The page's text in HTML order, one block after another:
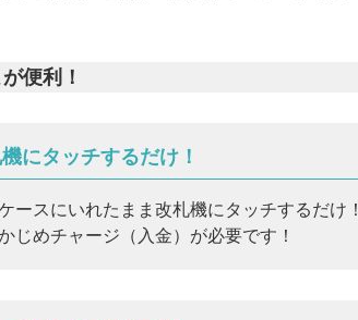
便利！
にタッチするだけ！
ースにいれたまま改札機にタッチするだけ！
じめチャージ（入金）が必要です！